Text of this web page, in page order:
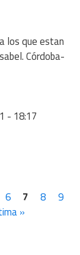
los que estan
Córdoba-
- 18:17
6 7 8
9
»